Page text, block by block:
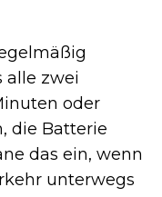
alle zwei
oder
die Batterie
das ein, wenn
unterwegs